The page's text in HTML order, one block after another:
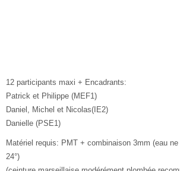
12 participants maxi + Encadrants:
Patrick et Philippe (MEF1)
Daniel, Michel et Nicolas(IE2)
Danielle (PSE1)
Matériel requis: PMT + combinaison 3mm (eau
24°)